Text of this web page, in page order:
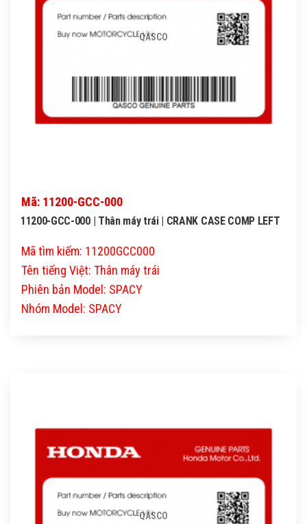
QASCO
Mã: 11200-GCC-000
11200-GCC-000 | Thân máy trái | CRANK CASE COMP LEFT
Mã tìm kiếm: 11200GCC000
Tên tiếng Việt: Thân máy trái
Phiên bản Model: SPACY
Nhóm Model: SPACY
QASCO